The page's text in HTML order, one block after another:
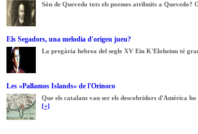
Són de Quevedo tots els poemes atribuïts a
Els Segadors, una melodia d'origen jueu?
La pregària hebrea del segle XV Ein K'Eloheinu té
Les «Pallamos Islands» de l'Orinoco
Que els catalans van ser els descobridors d'Amèrica
[+]